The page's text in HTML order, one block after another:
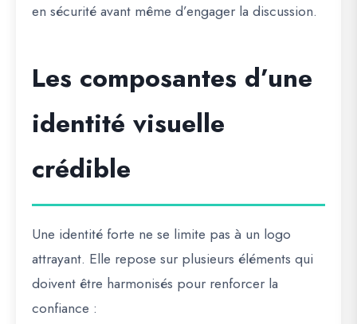
en sécurité avant même d’engager la discussion.
Les composantes d’une
identité visuelle
crédible
Une identité forte ne se limite pas à un logo
attrayant. Elle repose sur plusieurs éléments qui
doivent être harmonisés pour renforcer la
confiance :